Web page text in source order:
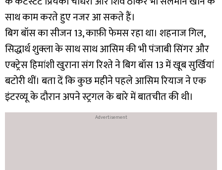
साथ काम करते हुए नजर आ सकते हैं।
बिग बॉस का सीजन 13, काफ़ी फेमस रहा था। शहनाज गिल,
सिद्धार्थ शुक्ला के साथ साथ आसिम की भी पंजाबी सिंगर और
एक्ट्रेस हिमांशी खुराना संग रिश्ते ने बिग बॉस 13 में खूब सुर्खियां
बटोरी थीं। बता दें कि कुछ महीने पहले आसिम रियाज ने एक
इंटरव्यू के दौरान अपने स्ट्रगल के बारे में बातचीत की थी।